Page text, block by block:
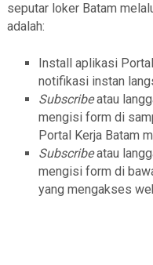
seputar loker Batam
adalah:
Install aplikasi
notifikasi instan
Subscribeatau
mengisi form di
Portal Kerja Batam
Subscribeatau
mengisi form di
yang mengakses